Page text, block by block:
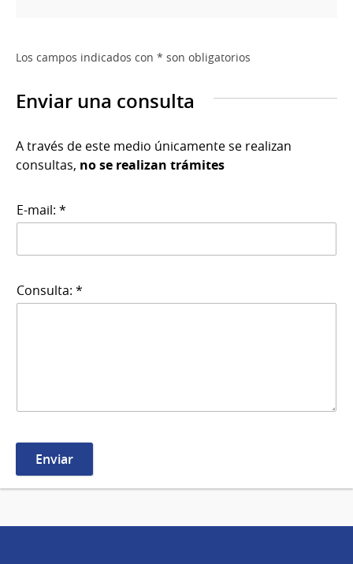
Los campos indicados con * son obligatorios
Enviar una consulta
A través de este medio únicamente se realizan
consultas, no se realizan trámites
E-mail: *
Consulta: *